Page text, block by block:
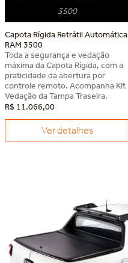
3500
Capota Rígida Retrátil Automática
RAM 3500
Toda a segurança e vedação
máxima da Capota Rígida, com a
praticidade da abertura por
controle remoto. Acompanha Kit
Vedação da Tampa Traseira.
R$ 11.066,00
Ver detalhes